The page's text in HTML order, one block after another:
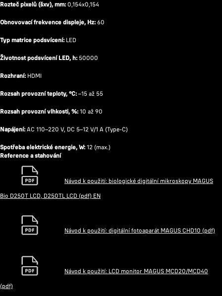
Rozteč pixelů (šxv), mm: 0,154x0,154
Obnovovací frekvence displeje, Hz: 60
Typ matrice podsvícení: LED
Životnost podsvícení LED, h: 50000
Rozhraní: HDMI
Rozsah provozní teploty, °C: –15 až 55
Rozsah provozní vlhkosti, %: 10 až 90
Napájení: AC 110–220 V, DC 5–12 V/1 A (Type-C)
Spotřeba elektrické energie, W: 12 (max.)
Reference a stahování
Návod k použití: biologické digitální mikroskopy MAGUS
Bio D250T LCD, D250TL LCD (pdf) EN
Návod k použití: digitální fotoaparát MAGUS CHD10 (pdf)
Návod k použití: LCD monitor MAGUS MCD20/MCD40
(pdf)